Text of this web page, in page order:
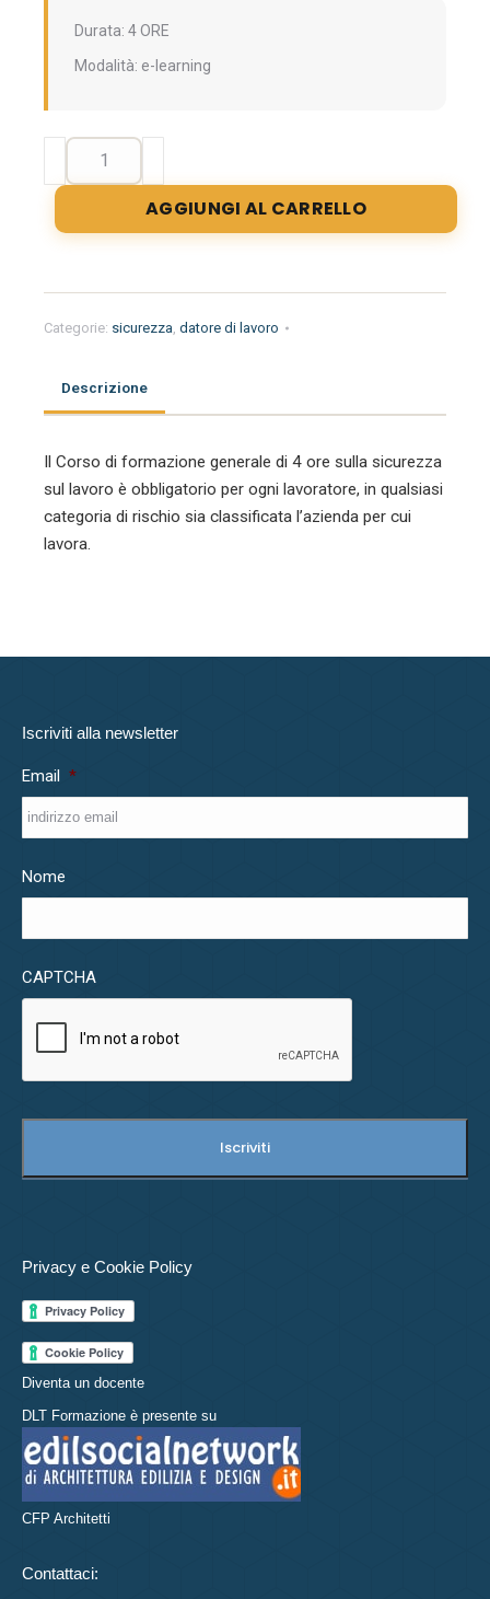
era:
77,00€.57,00€.
Durata: 4 ORE
Modalità: e-learning
Formazione
Generale
per
Lavoratori
classi
Rischio)
ore
AGGIUNGI AL CARRELLO
Categorie: sicurezza, datore di lavoro
Descrizione
Il Corso di formazione generale di 4 ore sulla sicurezza
sul lavoro è obbligatorio per ogni lavoratore, in qualsiasi
categoria di rischio sia classificata l’azienda per cui
lavora.
Iscriviti alla newsletter
Email *
Nome
CAPTCHA
Privacy e Cookie Policy
Diventa un docente
DLT Formazione è presente su
CFP Architetti
Contattaci: